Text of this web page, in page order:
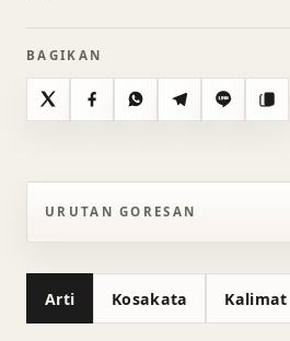
BAGIKAN
X FacebookWhatsAppTelegramLine Salin
URUTAN GORESAN
Arti Kosakata Kalimat